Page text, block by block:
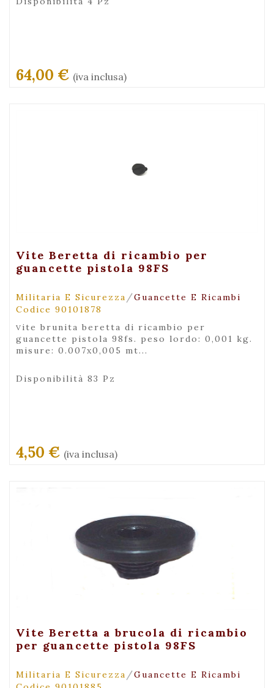
64,00 € (iva inclusa)
+ Visualizza
Vite Beretta di ricambio per
guancette pistola 98FS
Militaria E Sicurezza /Guancette E Ricambi
Codice 90101878
vite brunita beretta di ricambio per
guancette pistola 98fs. peso lordo: 0,001 kg.
misure: 0.007x0,005 mt...
Disponibilità 83 Pz
4,50 € (iva inclusa)
+ Visualizza
Vite Beretta a brucola di ricambio
per guancette pistola 98FS
Militaria E Sicurezza /Guancette E Ricambi